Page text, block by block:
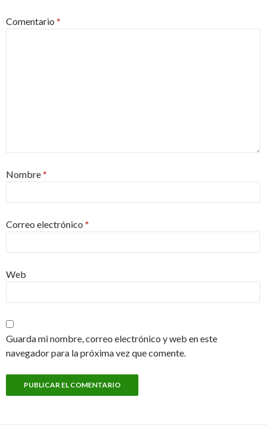
Comentario *
Nombre*
Correo electrónico *
Web
Guarda mi nombre, correo electrónico y web en este
navegador para la próxima vez que comente.